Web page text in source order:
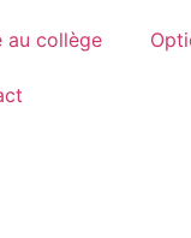
au collège